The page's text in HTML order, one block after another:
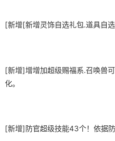
[新增[新增灵饰自选礼包.道具自选
[新增]增增加超级赐福系.召唤兽
化。
[新增]防官超级技能43个！依据